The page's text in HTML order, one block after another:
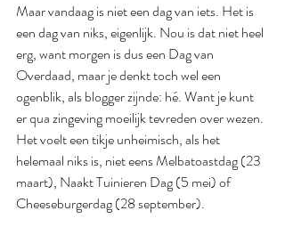
Maar vandaag is niet een dag van iets. Het is
een dag van niks, eigenlijk. Nou is dat niet heel
erg, want morgen is dus een Dag van
Overdaad, maar je denkt toch wel een
ogenblik, als blogger zijnde: hé. Want je kunt
er qua zingeving moeilijk tevreden over wezen.
Het voelt een tikje unheimisch, als het
helemaal niks is, niet eens Melbatoastdag (23
maart), Naakt Tuinieren Dag (5 mei) of
Cheeseburgerdag (28 september).